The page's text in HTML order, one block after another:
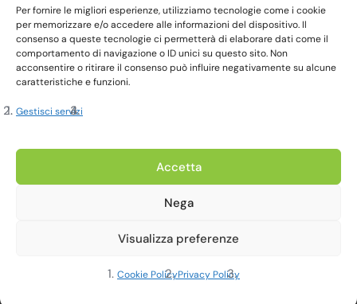
Per fornire le migliori esperienze, utilizziamo tecnologie come i cookie
per memorizzare e/o accedere alle informazioni del dispositivo. Il
consenso a queste tecnologie ci permetterà di elaborare dati come il
comportamento di navigazione o ID unici su questo sito. Non
acconsentire o ritirare il consenso può influire negativamente su alcune
caratteristiche e funzioni.
Gestisci servizi
Accetta
Nega
Visualizza preferenze
Cookie PolicyPrivacy Policy
Copyright 2023, Cardine srl. All Rights Reserved
Cookie Policy |
Realizzato da Web-Arte.it